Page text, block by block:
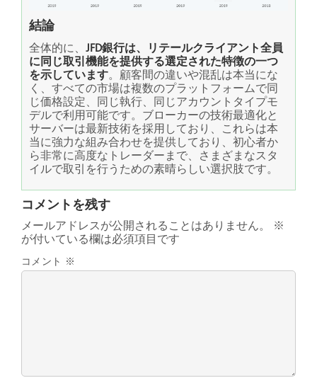
結論
全体的に、 JFD銀行は、リテールクライアント全員
に同じ取引機能を提供する選定された特徴の一つ
を示しています。顧客間の違いや混乱は本当にな
く、すべての市場は複数のプラットフォームで同
じ価格設定、同じ執行、同じアカウントタイプモ
デルで利用可能です。ブローカーの技術最適化と
サーバーは最新技術を採用しており、これらは本
当に強力な組み合わせを提供しており、初心者か
ら非常に高度なトレーダーまで、さまざまなスタ
イルで取引を行うための素晴らしい選択肢です。
コメントを残す
メールアドレスが公開されることはありません。
※
が付いている欄は必須項目です
コメント ※